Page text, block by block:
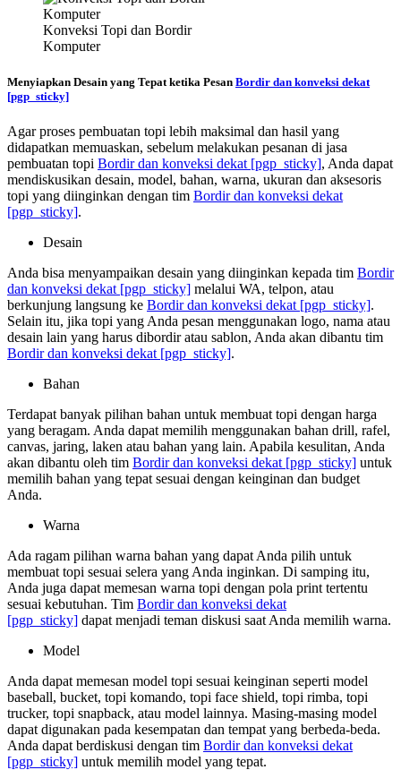
Konveksi Topi dan Bordir
Komputer
Menyiapkan Desain yang Tepat ketika Pesan Bordir dan konveksi dekat
[pgp_sticky]
Agar proses pembuatan topi lebih maksimal dan hasil yang
didapatkan memuaskan, sebelum melakukan pesanan di jasa
pembuatan topi Bordir dan konveksi dekat [pgp_sticky], Anda dapat
mendiskusikan desain, model, bahan, warna, ukuran dan aksesoris
topi yang diinginkan dengan tim Bordir dan konveksi dekat
[pgp_sticky].
Desain
Anda bisa menyampaikan desain yang diinginkan kepada tim Bordir
dan konveksi dekat [pgp_sticky] melalui WA, telpon, atau
berkunjung langsung ke Bordir dan konveksi dekat [pgp_sticky].
Selain itu, jika topi yang Anda pesan menggunakan logo, nama atau
desain lain yang harus dibordir atau sablon, Anda akan dibantu tim
Bordir dan konveksi dekat [pgp_sticky].
Bahan
Terdapat banyak pilihan bahan untuk membuat topi dengan harga
yang beragam. Anda dapat memilih menggunakan bahan drill, rafel,
canvas, jaring, laken atau bahan yang lain. Apabila kesulitan, Anda
akan dibantu oleh tim Bordir dan konveksi dekat [pgp_sticky] untuk
memilih bahan yang tepat sesuai dengan keinginan dan budget
Anda.
Warna
Ada ragam pilihan warna bahan yang dapat Anda pilih untuk
membuat topi sesuai selera yang Anda inginkan. Di samping itu,
Anda juga dapat memesan warna topi dengan pola print tertentu
sesuai kebutuhan. Tim Bordir dan konveksi dekat
[pgp_sticky] dapat menjadi teman diskusi saat Anda memilih warna.
Model
Anda dapat memesan model topi sesuai keinginan seperti model
baseball, bucket, topi komando, topi face shield, topi rimba, topi
trucker, topi snapback, atau model lainnya. Masing-masing model
dapat digunakan pada kesempatan dan tempat yang berbeda-beda.
Anda dapat berdiskusi dengan tim Bordir dan konveksi dekat
[pgp_sticky] untuk memilih model yang tepat.